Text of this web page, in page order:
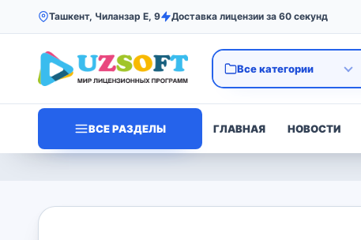
Ташкент, Чиланзар Е, 9 Доставка лицензии за 60 секунд
ВСЕ РАЗДЕЛЫ ГЛАВНАЯ НОВОСТИ